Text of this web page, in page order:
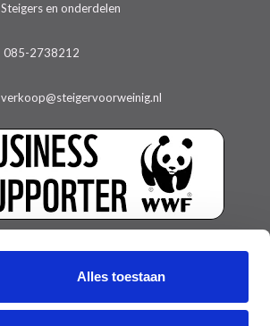
Alles toestaan
Steigers en onderdelen
085-2738212
verkoop@steigervoorweinig.nl